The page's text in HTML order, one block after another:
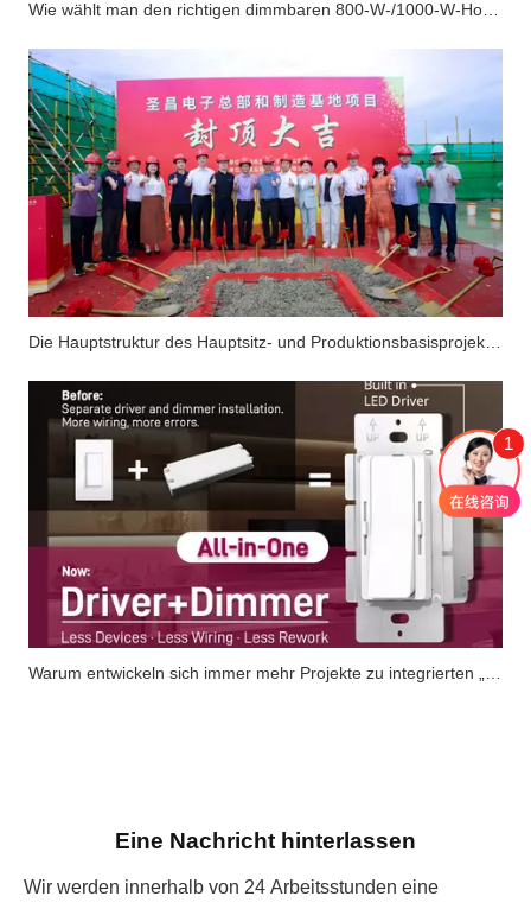
Wie wählt man den richtigen dimmbaren 800-W-/1000-W-Hochleistungs-LED-Treiber mit konstanter Spannung für den nordamerikanischen Markt aus?
Eine Nachricht hinterlassen
Wir werden innerhalb von 24 Arbeitsstunden eine
1